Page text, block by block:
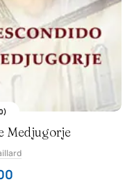
Medjugorje